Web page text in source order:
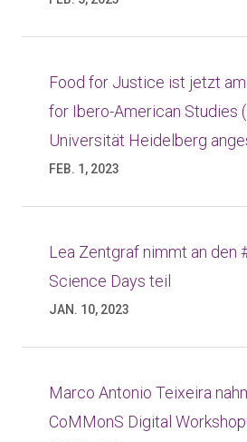
Food for Justice ist jetzt
for Ibero-American Studies
Universität Heidelberg
FEB. 1, 2023
Lea Zentgraf nimmt an den
Science Days teil
JAN. 10, 2023
Marco Antonio Teixeira
CoMMonS Digital Workshop